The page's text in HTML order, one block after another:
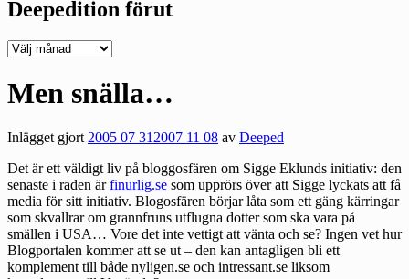
Deepedition förut
Deepedition
Men snälla…
Inlägget gjort2005 07 312007 11 08 av Deeped
Det är ett väldigt liv på bloggosfären om Sigge Eklunds initiativ: den
senaste i raden ärfinurlig.se som upprörs över att Sigge lyckats att få
media för sitt initiativ. Blogosfären börjar låta som ett gäng kärringar
som skvallrar om grannfruns utflugna dotter som ska vara på
smällen i USA… Vore det inte vettigt att vänta och se? Ingen vet hur
Blogportalen kommer att se ut – den kan antagligen bli ett
komplement till både nyligen.se och intressant.se liksom